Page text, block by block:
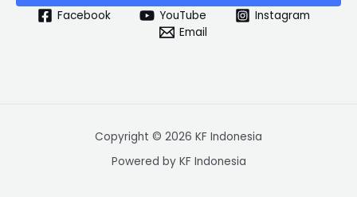
Facebook YouTube
Instagram
Email
Copyright © 2026 KF Indonesia
Powered by KF Indonesia